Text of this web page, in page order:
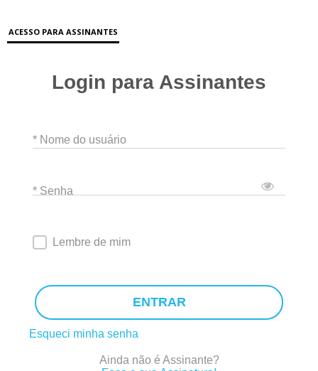
ACESSO PARA ASSINANTES
Login para Assinantes
* Nome do usuário
* Senha
Lembre de mim
ENTRAR
Esqueci minha senha
Ainda não é Assinante?